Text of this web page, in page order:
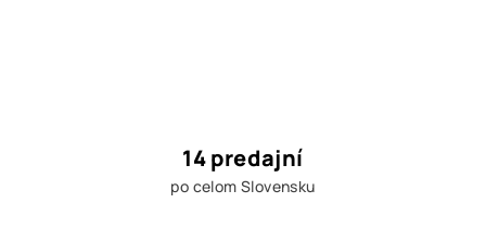
14 predajní
po celom Slovensku